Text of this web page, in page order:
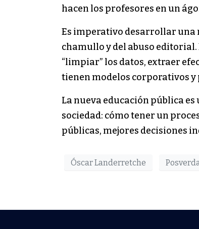
hacen los profesores en un
Es imperativo desarrollar una
chamullo y del abuso
“limpiar” los datos, extraer
tienen modelos corporativos y
La nueva educación pública
sociedad: cómo tener un
públicas, mejores decisiones
Óscar Landerretche